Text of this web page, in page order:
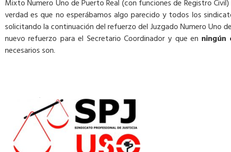
Mixto Numero Uno de Puerto Real (con funciones de Registro
verdad es que no esperábamos algo parecido y todos los
solicitando la continuación del refuerzo del Juzgado Numero Uno
nuevo refuerzo para el Secretario Coordinador y que en ningún
necesarios son.